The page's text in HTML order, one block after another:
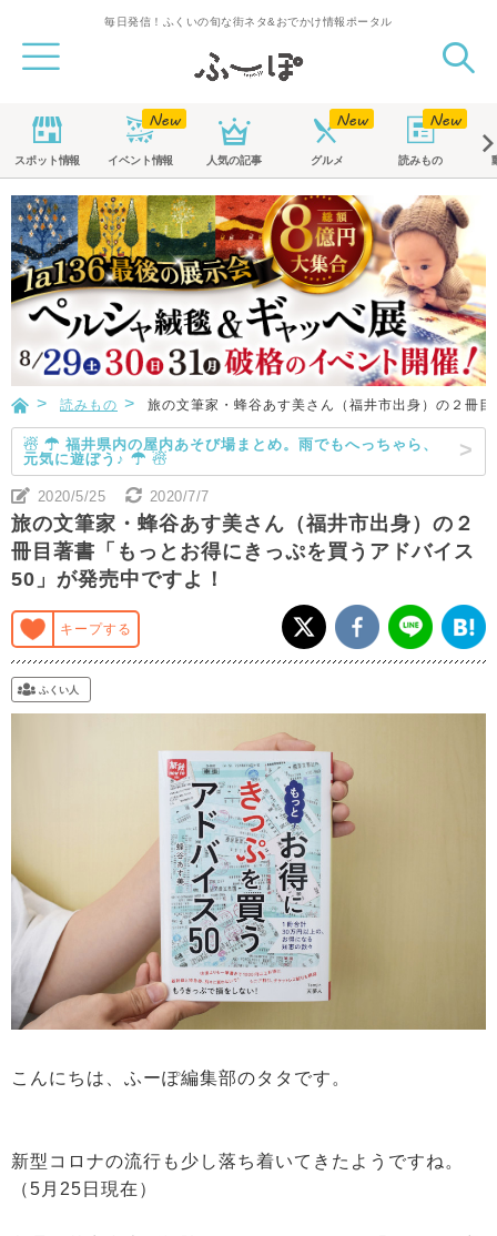
毎日発信！ふくいの旬な街ネタ&おでかけ情報ポータル
スポット情報 イベント情報 人気の記事 グルメ 読みもの
読みもの 旅の文筆家・蜂谷あす美さん（福井市出身）の２冊
☃ ☂ 福井県内の屋内あそび場まとめ。雨でもへっちゃら、
元気に遊ぼう♪ ☂ ☃
2020/5/25 2020/7/7
旅の文筆家・蜂谷あす美さん（福井市出身）の２
冊目著書「もっとお得にきっぷを買うアドバイス
50」が発売中ですよ！
キープする
ふくい人
こんにちは、ふーぽ編集部のタタです。
新型コロナの流行も少し落ち着いてきたようですね。
（5月25日現在）